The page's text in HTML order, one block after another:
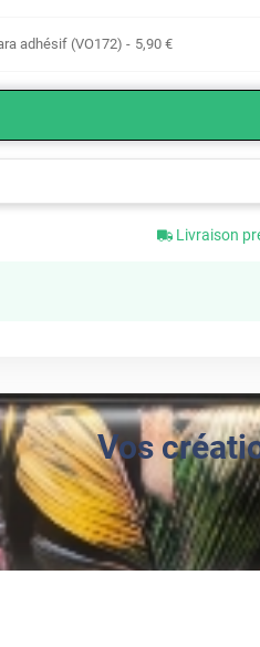
adhésif (VO172) - 5,90 €
Livraison
Vos